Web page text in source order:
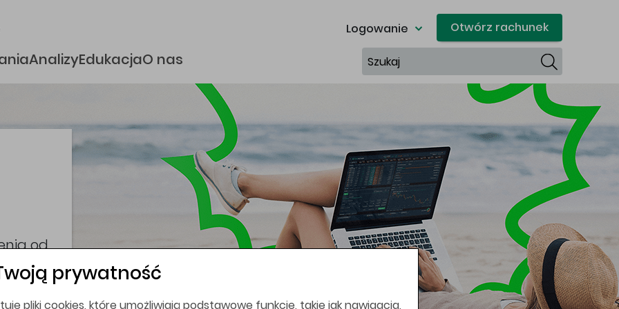
Logowanie Otwórz rachunek
AnalizyEdukacjaO nas Szukaj
prywatność
pliki cookies, które umożliwiają podstawowe funkcje, takie jak nawigacja,